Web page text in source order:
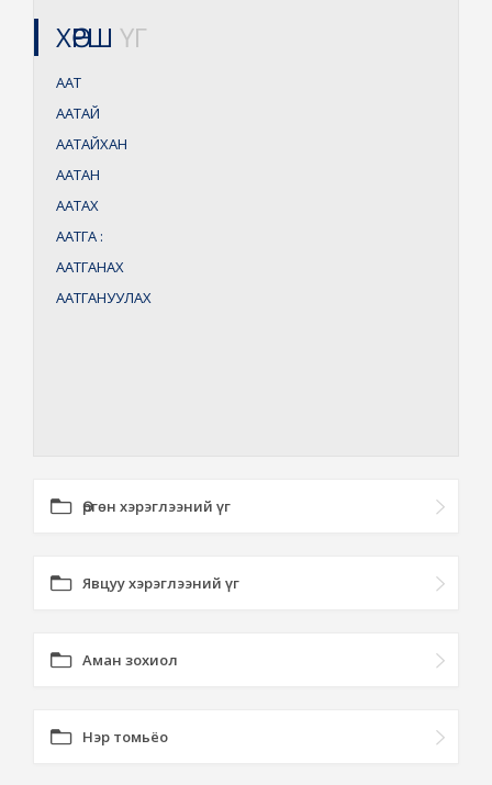
ХӨРШ ҮГ
ААТ
ААТАЙ
ААТАЙХАН
ААТАН
ААТАХ
ААТГА :
ААТГАНАХ
ААТГАНУУЛАХ
Өргөн хэрэглээний үг
Явцуу хэрэглээний үг
Аман зохиол
Нэр томьёо